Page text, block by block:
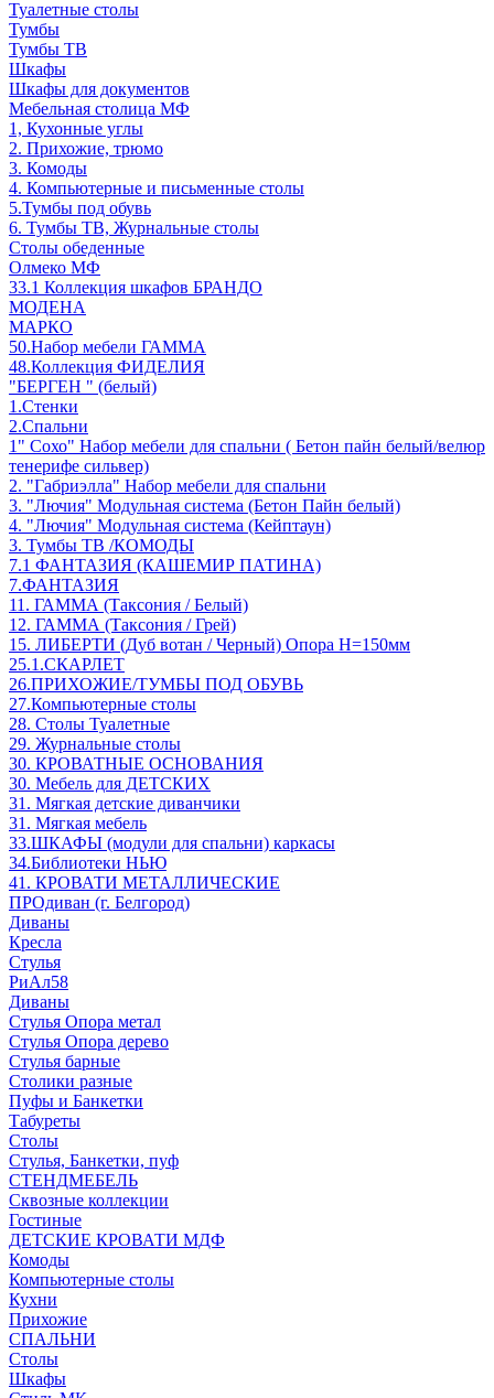
Туалетные столы
Тумбы
Тумбы ТВ
Шкафы
Шкафы для документов
Мебельная столица МФ
1, Кухонные углы
2. Прихожие, трюмо
3. Комоды
4. Компьютерные и письменные столы
5.Тумбы под обувь
6. Тумбы ТВ, Журнальные столы
Столы обеденные
Олмеко МФ
33.1 Коллекция шкафов БРАНДО
МОДЕНА
МАРКО
50.Набор мебели ГАММА
48.Коллекция ФИДЕЛИЯ
"БЕРГЕН " (белый)
1.Стенки
2.Спальни
1" Сохо" Набор мебели для спальни ( Бетон пайн белый/велюр
тенерифе сильвер)
2. "Габриэлла" Набор мебели для спальни
3. "Лючия" Модульная система (Бетон Пайн белый)
4. "Лючия" Модульная система (Кейптаун)
3. Тумбы ТВ /КОМОДЫ
7.1 ФАНТАЗИЯ (КАШЕМИР ПАТИНА)
7.ФАНТАЗИЯ
11. ГАММА (Таксония / Белый)
12. ГАММА (Таксония / Грей)
15. ЛИБЕРТИ (Дуб вотан / Черный) Опора Н=150мм
25.1.СКАРЛЕТ
26.ПРИХОЖИЕ/ТУМБЫ ПОД ОБУВЬ
27.Компьютерные столы
28. Столы Туалетные
29. Журнальные столы
30. КРОВАТНЫЕ ОСНОВАНИЯ
30. Мебель для ДЕТСКИХ
31. Мягкая детские диванчики
31. Мягкая мебель
33.ШКАФЫ (модули для спальни) каркасы
34.Библиотеки НЬЮ
41. КРОВАТИ МЕТАЛЛИЧЕСКИЕ
ПРОдиван (г. Белгород)
Диваны
Кресла
Стулья
РиАл58
Диваны
Стулья Опора метал
Стулья Опора дерево
Стулья барные
Столики разные
Пуфы и Банкетки
Табуреты
Столы
Стулья, Банкетки, пуф
СТЕНДМЕБЕЛЬ
Сквозные коллекции
Гостиные
ДЕТСКИЕ КРОВАТИ МДФ
Комоды
Компьютерные столы
Кухни
Прихожие
СПАЛЬНИ
Столы
Шкафы